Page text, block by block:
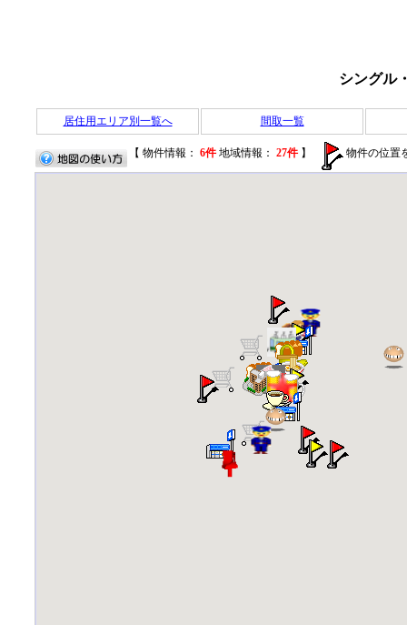
シングル
居住用エリア別一覧へ 間取一覧
【 物件情報： 6件地域情報： 27件】 物件の位置